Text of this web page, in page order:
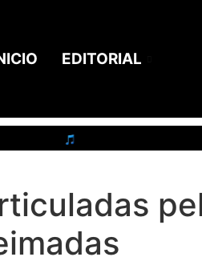
EDITORIAL